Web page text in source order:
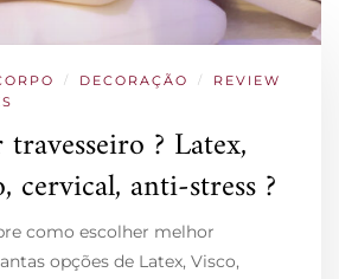
/ DECORAÇÃO / REVIEW
? Latex,
cervical, anti-stress ?
como escolher melhor
opções de Latex, Visco,